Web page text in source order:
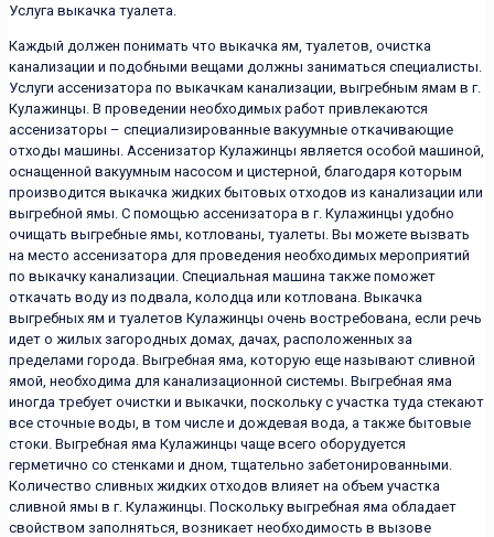
Услуга выкачка туалета.
Каждый должен понимать что выкачка ям, туалетов, очистка
канализации и подобными вещами должны заниматься специалисты.
Услуги ассенизатора по выкачкам канализации, выгребным ямам в г.
Кулажинцы. В проведении необходимых работ привлекаются
ассенизаторы – специализированные вакуумные откачивающие
отходы машины. Ассенизатор Кулажинцы является особой машиной,
оснащенной вакуумным насосом и цистерной, благодаря которым
производится выкачка жидких бытовых отходов из канализации или
выгребной ямы. С помощью ассенизатора в г. Кулажинцы удобно
очищать выгребные ямы, котлованы, туалеты. Вы можете вызвать
на место ассенизатора для проведения необходимых мероприятий
по выкачку канализации. Специальная машина также поможет
откачать воду из подвала, колодца или котлована. Выкачка
выгребных ям и туалетов Кулажинцы очень востребована, если речь
идет о жилых загородных домах, дачах, расположенных за
пределами города. Выгребная яма, которую еще называют сливной
ямой, необходима для канализационной системы. Выгребная яма
иногда требует очистки и выкачки, поскольку с участка туда стекают
все сточные воды, в том числе и дождевая вода, а также бытовые
стоки. Выгребная яма Кулажинцы чаще всего оборудуется
герметично со стенками и дном, тщательно забетонированными.
Количество сливных жидких отходов влияет на объем участка
сливной ямы в г. Кулажинцы. Поскольку выгребная яма обладает
свойством заполняться, возникает необходимость в вызове